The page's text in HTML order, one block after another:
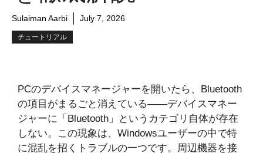
Sulaiman Aarbi July 7, 2026
チュートリアル
PCのデバイスマネージャーを開いたら、Bluetooth
の項目がまるごと消えている——デバイスマネー
ジャーに「Bluetooth」というカテゴリ自体が存在
しない。この現象は、Windowsユーザーの中で特
に混乱を招くトラブルの一つです。周辺機器を接